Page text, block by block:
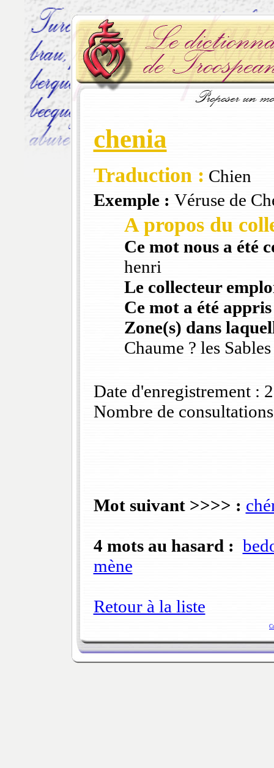
chenia
Traduction : Chien
Exemple : Véruse de
A propos du
Ce mot nous a été
henri
Le collecteur
Ce mot a été
Zone(s) dans
Chaume ? les
Date d'enregistrement :
Nombre de
Mot suivant >>>> :
4 mots au hasard :
mène
Retour à la liste